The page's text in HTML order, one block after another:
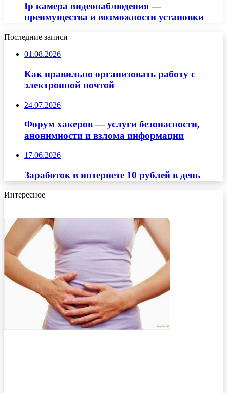
Ip камера видеонаблюдения —
преимущества и возможности установки
Последние записи
01.08.2026
Как правильно организовать работу с
электронной почтой
24.07.2026
Форум хакеров — услуги безопасности,
анонимности и взлома информации
17.06.2026
Заработок в интернете 10 рублей в день
Интересное